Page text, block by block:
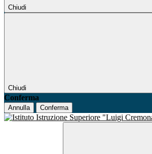
Chiudi
Chiudi
Conferma
Annulla Conferma